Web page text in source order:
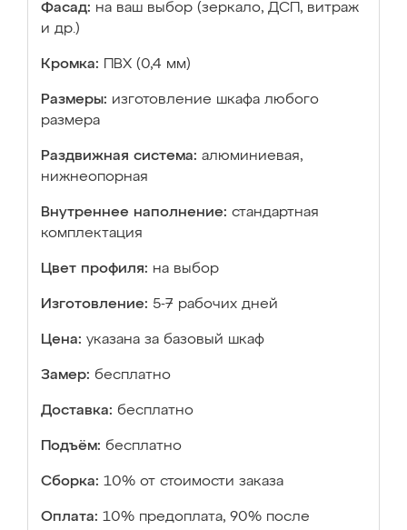
Фасад: на ваш выбор (зеркало, ДСП, витраж
и др.)
Кромка: ПВХ (0,4 мм)
Размеры: изготовление шкафа любого
размера
Раздвижная система: алюминиевая,
нижнеопорная
Внутреннее наполнение: стандартная
комплектация
Цвет профиля: на выбор
Изготовление: 5-7 рабочих дней
Цена: указана за базовый шкаф
Замер: бесплатно
Доставка: бесплатно
Подъём: бесплатно
Сборка: 10% от стоимости заказа
Оплата: 10% предоплата, 90% после